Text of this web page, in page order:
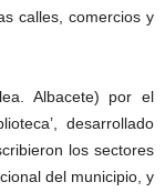
calles, comercios y
Albacete) por el
desarrollado
los sectores
del municipio, y